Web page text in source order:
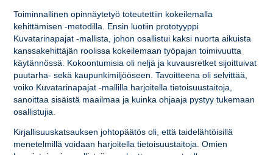
Toiminnallinen opinnäytetyö toteutettiin kokeilemalla
kehittämisen -metodilla. Ensin luotiin prototyyppi
Kuvatarinapajat -mallista, johon osallistui kaksi nuorta aikuista
kanssakehittäjän roolissa kokeilemaan työpajan toimivuutta
käytännössä. Kokoontumisia oli neljä ja kuvausretket sijoittuivat
puutarha- sekä kaupunkimiljööseen. Tavoitteena oli selvittää,
voiko Kuvatarinapajat -mallilla harjoitella tietoisuustaitoja,
sanoittaa sisäistä maailmaa ja kuinka ohjaaja pystyy tukemaan
osallistujia.
Kirjallisuuskatsauksen johtopäätös oli, että taidelähtöisillä
menetelmillä voidaan harjoitella tietoisuustaitoja. Omien